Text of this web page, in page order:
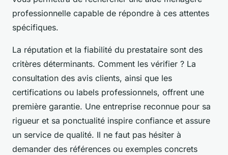
professionnelle capable de répondre à ces attentes
spécifiques.
La réputation et la fiabilité du prestataire sont des
critères déterminants. Comment les vérifier ? La
consultation des avis clients, ainsi que les
certifications ou labels professionnels, offrent une
première garantie. Une entreprise reconnue pour sa
rigueur et sa ponctualité inspire confiance et assure
un service de qualité. Il ne faut pas hésiter à
demander des références ou exemples concrets